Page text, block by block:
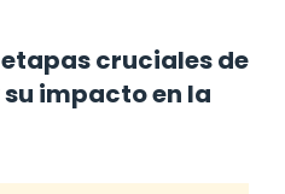
cruciales de
impacto en la